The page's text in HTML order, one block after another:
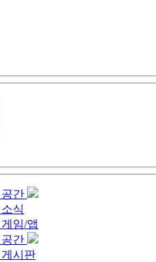
공간
식
임/앱
간
시판